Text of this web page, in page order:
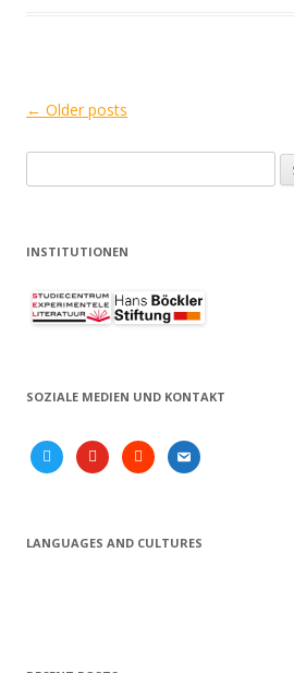
Post
← Older posts
for:
INSTITUTIONEN
SOZIALE MEDIEN UND KONTAKT
twitter youtubesoundcloud
email
LANGUAGES AND CULTURES